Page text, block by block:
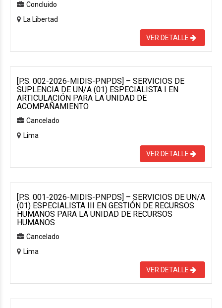
Concluido
La Libertad
VER DETALLE
[P.S. 002-2026-MIDIS-PNPDS] – SERVICIOS DE
SUPLENCIA DE UN/A (01) ESPECIALISTA I EN
ARTICULACIÓN PARA LA UNIDAD DE
ACOMPAÑAMIENTO
Cancelado
Lima
VER DETALLE
[P.S. 001-2026-MIDIS-PNPDS] – SERVICIOS DE UN/A
(01) ESPECIALISTA III EN GESTIÓN DE RECURSOS
HUMANOS PARA LA UNIDAD DE RECURSOS
HUMANOS
Cancelado
Lima
VER DETALLE